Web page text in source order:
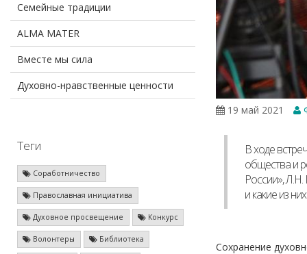
Семейные традиции
ALMA MATER
Вместе мы сила
Духовно-нравственные ценности
Теги
Соработничество
Православная инициатива
Духовное просвещение Конкурс
Волонтеры Библиотека
19 май 2021
В ходе
общества и
России»,
и какие из
Сохранение